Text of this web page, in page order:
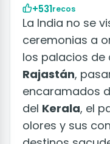
+531recos
La India no se
ceremonias a
los palacios de
Rajastán,
encaramados
del Kerala, el
olores y sus